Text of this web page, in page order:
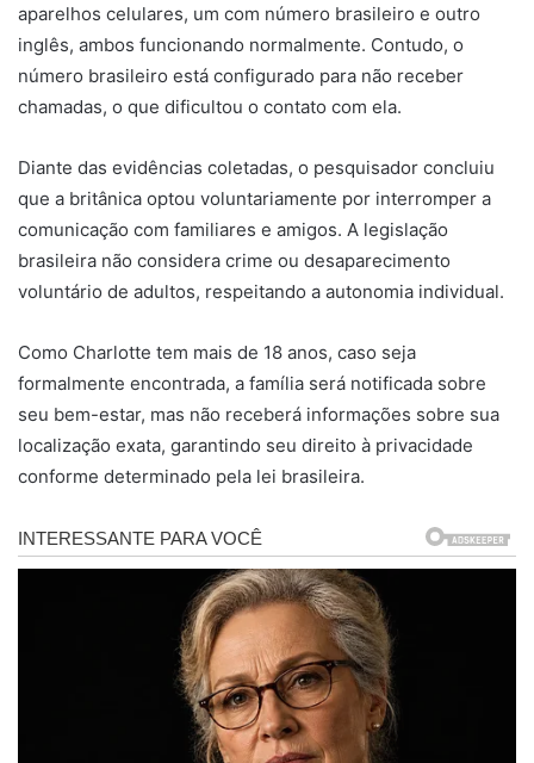
aparelhos celulares, um com número brasileiro e outro
inglês, ambos funcionando normalmente. Contudo, o
número brasileiro está configurado para não receber
chamadas, o que dificultou o contato com ela.
Diante das evidências coletadas, o pesquisador concluiu
que a britânica optou voluntariamente por interromper a
comunicação com familiares e amigos. A legislação
brasileira não considera crime ou desaparecimento
voluntário de adultos, respeitando a autonomia individual.
Como Charlotte tem mais de 18 anos, caso seja
formalmente encontrada, a família será notificada sobre
seu bem-estar, mas não receberá informações sobre sua
localização exata, garantindo seu direito à privacidade
conforme determinado pela lei brasileira.